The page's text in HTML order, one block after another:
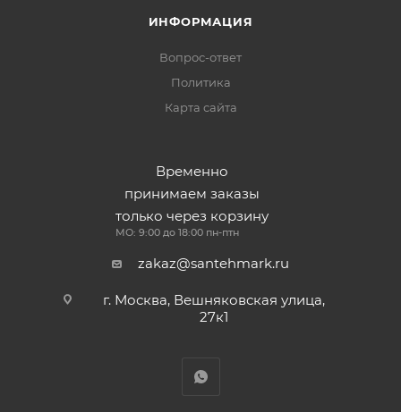
ИНФОРМАЦИЯ
Вопрос-ответ
Политика
Карта сайта
Временно
принимаем заказы
только через корзину
МО: 9:00 до 18:00 пн-птн
zakaz@santehmark.ru
г. Москва, Вешняковская улица,
27к1